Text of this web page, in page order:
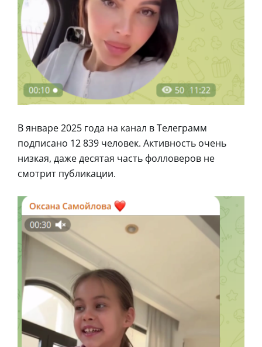
В январе 2025 года на канал в Телеграмм
подписано 12 839 человек. Активность очень
низкая, даже десятая часть фолловеров не
смотрит публикации.